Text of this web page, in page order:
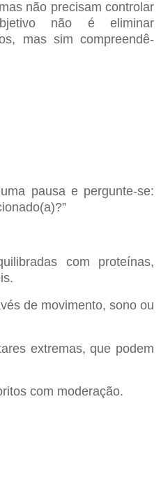
não precisam controlar
não é eliminar
mas sim compreendê-
pausa e pergunte-se:
”
com proteínas,
de movimento, sono ou
extremas, que podem
com moderação.